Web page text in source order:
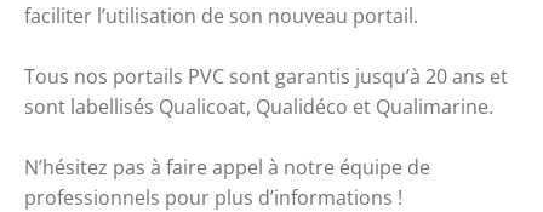
faciliter l’utilisation de son nouveau portail.
Tous nos portails PVC sont garantis jusqu’à 20 ans et
sont labellisés Qualicoat, Qualidéco et Qualimarine.
N’hésitez pas à faire appel à notre équipe de
professionnels pour plus d’informations !